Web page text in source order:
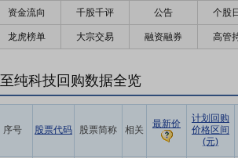
资金流向 千股千评 公告 个股
龙虎榜单 大宗交易 融资融券 高管
至纯科技回购数据全览
序号 股票代码 股票简称 相关
最新价
计划回购
价格区间
(元)